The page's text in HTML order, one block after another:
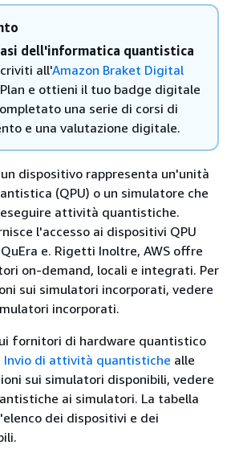
dell'informatica quantistica
all'Amazon Braket Digital
Plan e ottieni il tuo badge digitale
una serie di corsi di
e una valutazione digitale.
dispositivo rappresenta un'unità
(QPU) o un simulatore che
attività quantistiche.
l'accesso ai dispositivi QPU
e. Rigetti Inoltre, AWS offre
on-demand, locali e integrati. Per
sui simulatori incorporati, vedere
incorporati.
fornitori di hardware quantistico
Invio di attività quantistiche alle
sui simulatori disponibili, vedere
ai simulatori. La tabella
dei dispositivi e dei